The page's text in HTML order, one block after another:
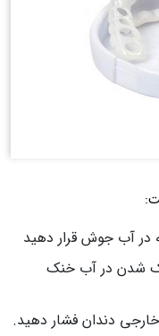
شدن در آب خنک
دندان فشار دهید.